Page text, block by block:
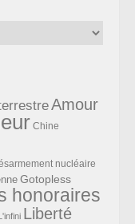
Amour
Chine
nucléaire
Gotopless
honoraires
L'infini Liberté